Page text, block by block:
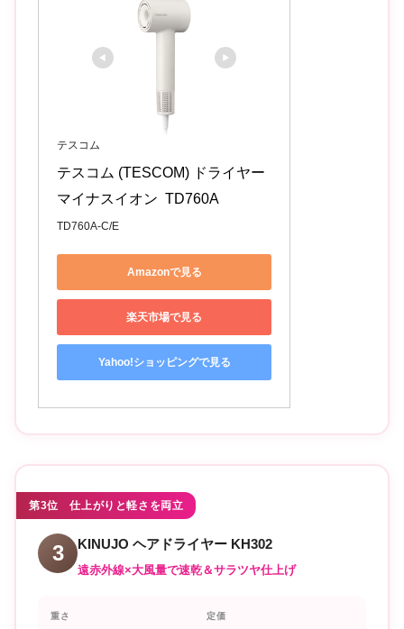
テスコム
テスコム (TESCOM) ドライヤー
マイナスイオン  TD760A
TD760A-C/E
Amazonで見る
楽天市場で見る
Yahoo!ショッピングで見る
第3位 仕上がりと軽さを両立
3 KINUJO ヘアドライヤー KH302
遠赤外線×大風量で速乾＆サラツヤ仕上げ
重さ 定価